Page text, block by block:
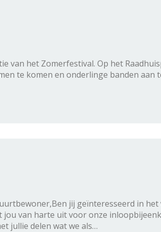
van het Zomerfestival. Op het
te komen en onderlinge banden aan
jij geïnteresseerd in
van harte uit voor onze
jullie delen wat we als…